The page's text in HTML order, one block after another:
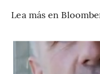
Lea más en